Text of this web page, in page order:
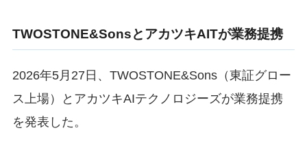
TWOSTONE&SonsとアカツキAITが業務提携
2026年5月27日、TWOSTONE&Sons（東証グロー
ス上場）とアカツキAIテクノロジーズが業務提携
を発表した。